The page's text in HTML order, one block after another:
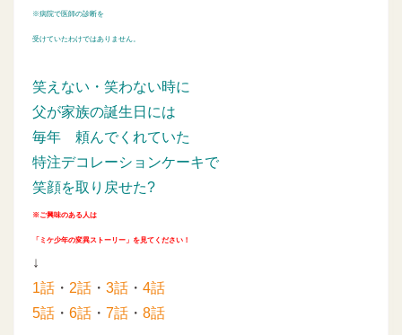
※病院で医師の診断を
受けていたわけではありません。
笑えない・笑わない時に
父が家族の誕生日には
毎年 頼んでくれていた
特注デコレーションケーキで
笑顔を取り戻せた?
※ご興味のある人は
「ミケ少年の変異ストーリー」を見てください！
↓
1話 ・ 2話 ・ 3話 ・ 4話
5話 ・ 6話 ・ 7話 ・ 8話